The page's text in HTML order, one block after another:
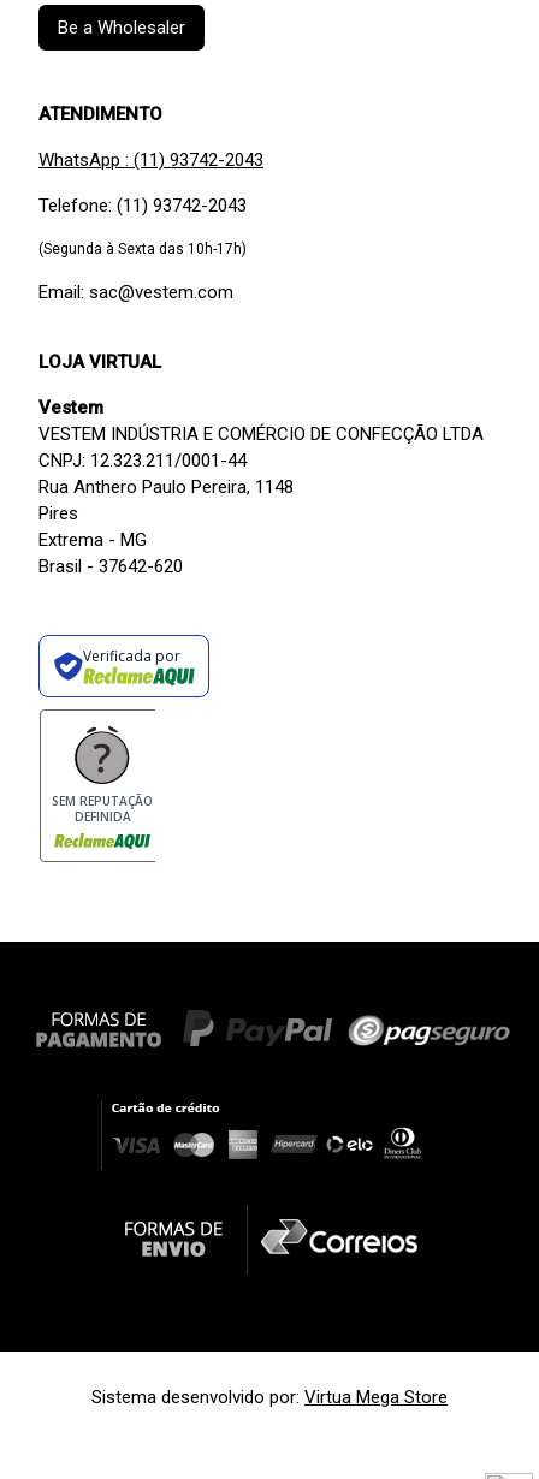
Be a Wholesaler
ATENDIMENTO
WhatsApp : (11) 93742-2043
Telefone: (11) 93742-2043
(Segunda à Sexta das 10h-17h)
Email: sac@vestem.com
LOJA VIRTUAL
Vestem
VESTEM INDÚSTRIA E COMÉRCIO DE CONFECÇÃO LTDA
CNPJ: 12.323.211/0001-44
Rua Anthero Paulo Pereira, 1148
Pires
Extrema - MG
Brasil - 37642-620
Verificada por
SEM REPUTAÇÃO
DEFINIDA
Sistema desenvolvido por: Virtua Mega Store